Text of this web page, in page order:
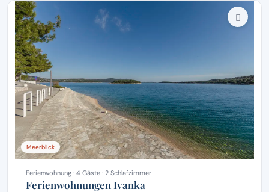
Meerblick
Ferienwohnung · 4 Gäste · 2 Schlafzimmer
Ferienwohnungen Ivanka